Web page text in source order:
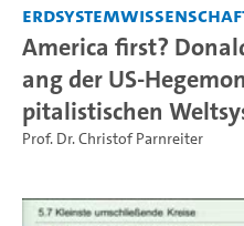
America first?
ang der US-
pitalistischen
Prof. Dr. Christof Parnreiter